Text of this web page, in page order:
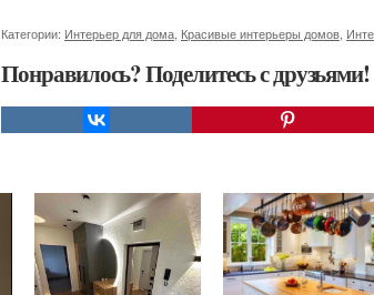
Категории: Интерьер для дома, Красивые интерьеры домов,
Понравилось? Поделитесь с друзьями!